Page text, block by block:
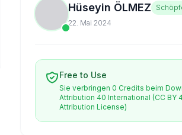
Hüseyin ÖLMEZ
22. Mai 2024
Free to Use
Sie verbringen 0 Credits beim
Attribution 40 International (CC BY
Attribution License)